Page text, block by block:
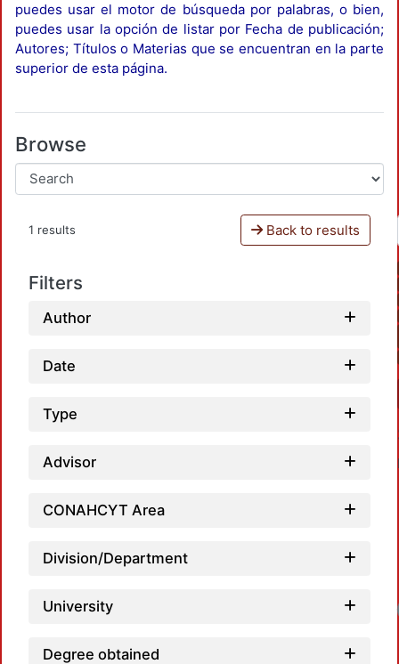
puedes usar el motor de búsqueda por palabras, o bien,
puedes usar la opción de listar por Fecha de publicación;
Autores; Títulos o Materias que se encuentran en la parte
superior de esta página.
Browse
1 results Back to results
Filters
Author
Date
Type
Advisor
CONAHCYT Area
Division/Department
University
Degree obtained